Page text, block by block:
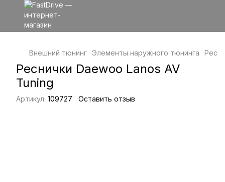
Внешний тюнинг Элементы наружного тюнинга
Реснички Daewoo Lanos AV
Tuning
Артикул: 109727 Оставить отзыв